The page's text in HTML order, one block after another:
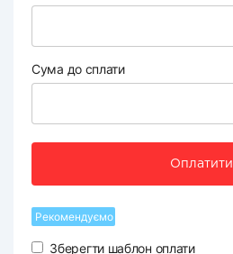
Сума до сплати
Оплатити
Рекомендуємо
Зберегти шаблон оплати